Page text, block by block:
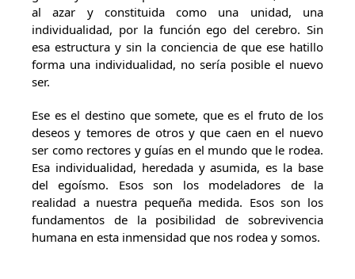
al azar y constituida como una unidad, una
individualidad, por la función ego del cerebro. Sin
esa estructura y sin la conciencia de que ese hatillo
forma una individualidad, no sería posible el nuevo
ser.
Ese es el destino que somete, que es el fruto de los
deseos y temores de otros y que caen en el nuevo
ser como rectores y guías en el mundo que le rodea.
Esa individualidad, heredada y asumida, es la base
del egoísmo. Esos son los modeladores de la
realidad a nuestra pequeña medida. Esos son los
fundamentos de la posibilidad de sobrevivencia
humana en esta inmensidad que nos rodea y somos.